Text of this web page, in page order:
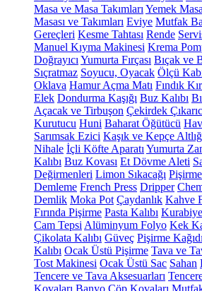
Masa ve Masa Takımları Yemek
Masası ve Takımları Eviye Mutfak
Gereçleri Kesme Tahtası Rende
Manuel Kıyma Makinesi Krema
Doğrayıcı Yumurta Fırçası Bıçak ve
Sıçratmaz Soyucu, Oyacak Ölçü
Oklava Hamur Açma Matı Fındık
Elek Dondurma Kaşığı Buz Kalıbı
Açacak ve Tirbuşon Çekirdek
Kurutucu Huni Baharat Öğütücü
Sarımsak Ezici Kaşık ve Kepçe
Nihale İçli Köfte Aparatı Yumurta
Kalıbı Buz Kovası Et Dövme Aleti
Değirmenleri Limon Sıkacağı
Demleme French Press Dripper
Demlik Moka Pot Çaydanlık Kahve
Fırında Pişirme Pasta Kalıbı Kurabiye
Cam Tepsi Alüminyum Folyo Kek
Çikolata Kalıbı Güveç Pişirme Kağıdı
Kalıbı Ocak Üstü Pişirme Tava ve
Tost Makinesi Ocak Üstü Sac Sahan
Tencere ve Tava Aksesuarları
Kovaları Banyo Çöp Kovaları